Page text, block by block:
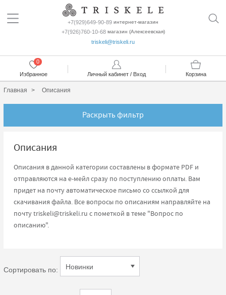
+7(929)649-90-89 интернет-магазин
+7(926)760-10-68магазин (Алексеевская)
triskeli@triskeli.ru
Избранное
0
Личный кабинет / Вход Корзина
Главная Описания
Раскрыть фильтр
Описания
Описания в данной категории составлены в формате PDF и
отправляются на е-мейл сразу по поступлению оплаты. Вам
придет на почту автоматическое письмо со ссылкой для
скачивания файла. Все вопросы по описаниям направляйте на
почтуtriskeli@triskeli.ru с пометкой в теме "Вопрос по
описанию".
Сортировать по: